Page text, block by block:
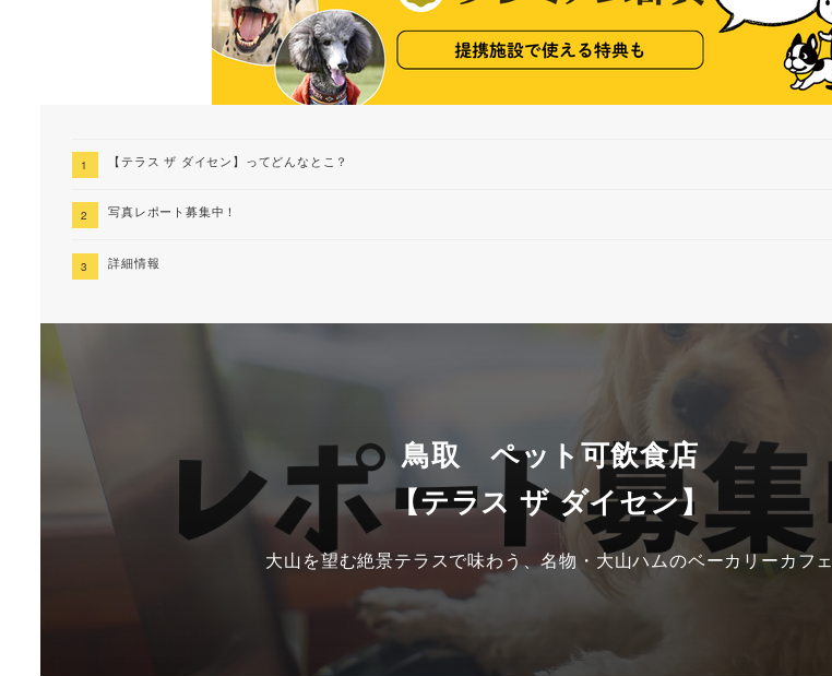
【テラス ザ ダイセン】ってどんなとこ？
写真レポート募集中！
詳細情報
鳥取 ペット可飲食店
【テラス ザ ダイセン】
大山を望む絶景テラスで味わう、名物・大山ハムのベーカリーカフェ